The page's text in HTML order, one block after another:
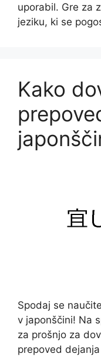
uporabil. Gre za
jeziku, ki se
Kako
Spodaj se
v japonščini! Na
za prošnjo za
prepoved